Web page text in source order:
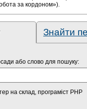
за кордоном»).
Знайти
або слово для пошуку:
на склад, програміст PHP